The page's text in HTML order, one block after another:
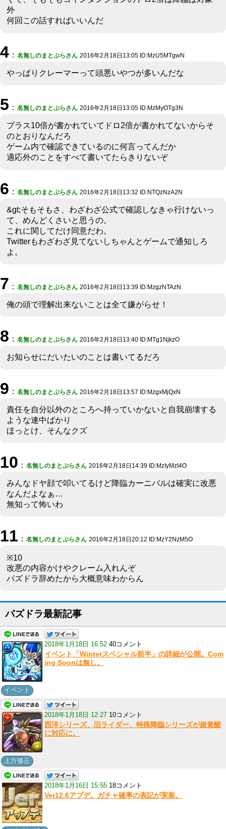
外
何回この話すればいいんだ
4 ： 名無しのまとぷらさん 2016年2月18日13:05 ID:MzU5MTgwN
やっぱりクレーマーって頭悪いやつが多いんだな
5 ： 名無しのまとぷらさん 2016年2月18日13:05 ID:MzMyOTg3N
プラス10倍が書かれていてドロ2倍が書かれてないからそ
のとおりなんだろ
ゲーム内で確認できているのに何言ってんだか
適応外のことをすべて書いてたらきりないぞ
6 ： 名無しのまとぷらさん 2016年2月18日13:32 ID:NTQzNzA2N
&gt;そもそもさ、わざわざ公式で確認しなきゃ行けないっ
て、めんどくさいと思うの。
これに関してだけ同意だわ。
Twitterもわざわざ見てないしちゃんとゲームで通知しろ
よ。
7 ： 名無しのまとぷらさん 2016年2月18日13:39 ID:MzgzNTAzN
俺の頭で理解出来ないことは全て嫌がらせ！
8 ： 名無しのまとぷらさん 2016年2月18日13:40 ID:MTg1NjkzO
お知らせにだいたいのことは書いてるだろ
9 ： 名無しのまとぷらさん 2016年2月18日13:57 ID:MzgxMjQxN
責任を自分以外のところへ持っていかないと自我崩壊する
ような連中ばかり
ほっとけ、そんなクズ
10 ： 名無しのまとぷらさん 2016年2月18日14:39 ID:MzIyMzI4O
みんなドヤ顔で叩いてるけど降臨カーニバルは確実に改悪
なんだよなぁ…
無知って怖いわ
11 ： 名無しのまとぷらさん 2016年2月18日20:12 ID:MzY2NzM5O
※10
改悪の内容かけやクレーム入れんぞ
パズドラ辞めたから大概意味わからん
パズドラ最新記事
2018年1月18日 16:52 40コメント
イベント「Winterスペシャル前半」の詳細が公開。Com
ing Soonは無し。
イベント
2018年1月18日 12:27 10コメント
西洋シリーズ、旧ライダー、特殊降臨シリーズが超覚醒
に対応に。
上方修正
2018年1月16日 15:55 18コメント
Ver12.6アプデ。ガチャ確率の表記が実装。